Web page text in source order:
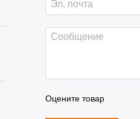
Оцените товар